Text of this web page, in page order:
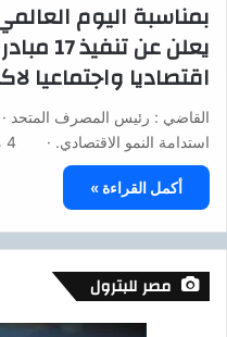
بمناسبة اليوم
يعلن
اقتصاديا واجتماعيا لاكثر من 29
القاضي : رئيس المصرف
استدامة النمو الاقتصادي. · 4 محاور لاستراتيجية المصرف المتحد…
أكمل القراءة »
مصر للبترول